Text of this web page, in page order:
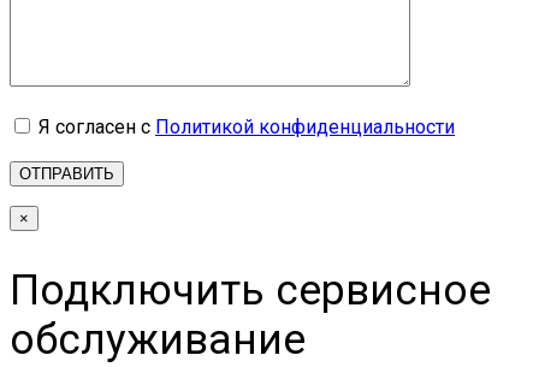
Я согласен с Политикой конфиденциальности
×
Подключить сервисное
обслуживание